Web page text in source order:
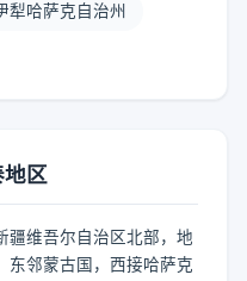
犁哈萨克自治州
区
疆维吾尔自治区北部，地
东邻蒙古国，西接哈萨克